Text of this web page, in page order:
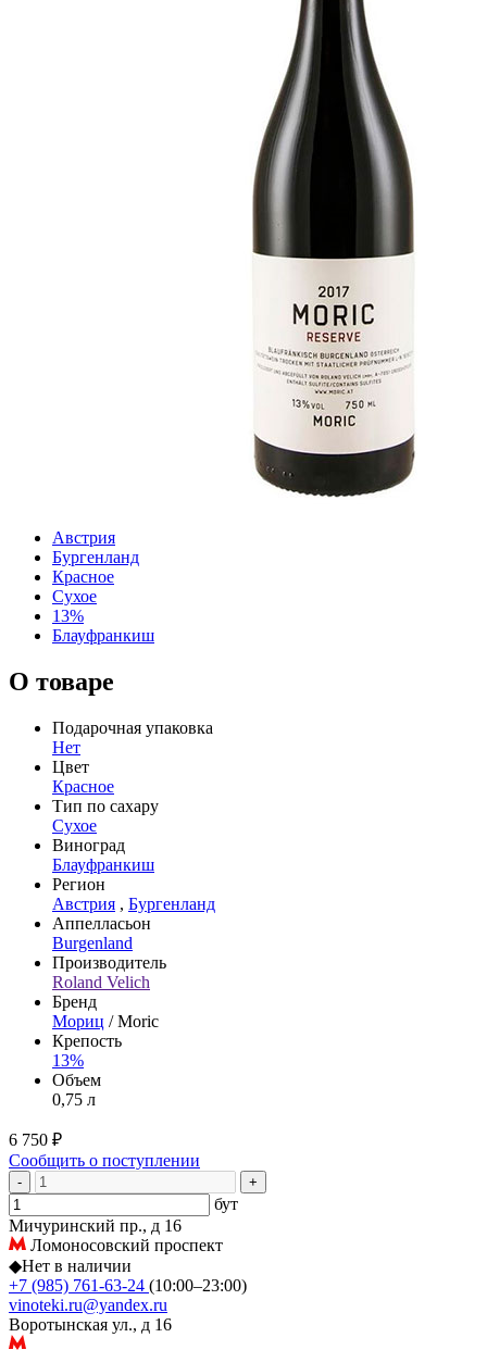
Австрия
Бургенланд
Красное
Сухое
13%
Блауфранкиш
О товаре
Подарочная упаковка
Нет
Цвет
Красное
Тип по сахару
Сухое
Виноград
Блауфранкиш
Регион
Австрия , Бургенланд
Аппелласьон
Burgenland
Производитель
Roland Velich
Бренд
Мориц / Moric
Крепость
13%
Объем
0,75 л
6 750 ₽
Сообщить о поступлении
- +
бут
Мичуринский пр., д 16
Ломоносовский проспект
◆Нет в наличии
+7 (985) 761-63-24 (10:00–23:00)
vinoteki.ru@yandex.ru
Воротынская ул., д 16